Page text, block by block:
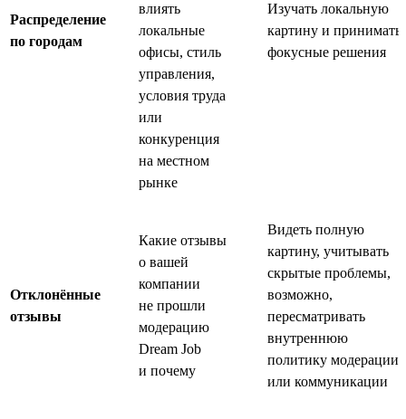
Распределение
по городам
влиять
локальные
офисы, стиль
управления,
условия труда
или
конкуренция
на местном
рынке
Изучать локальную
картину и принимать
фокусные решения
Отклонённые
отзывы
Какие отзывы
о вашей
компании
не прошли
модерацию
Dream Job
и почему
Видеть полную
картину, учитывать
скрытые проблемы,
возможно,
пересматривать
внутреннюю
политику модерации
или коммуникации